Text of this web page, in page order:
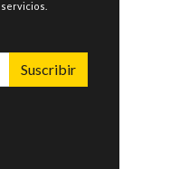
Suscribir